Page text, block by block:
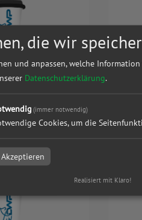
BIO | 200 ml
die wir
und anpassen, welche
Datenschutzerklärung.
(immer notwendig)
Cookies, um die
Akzeptieren
Realisiert mit Klaro!